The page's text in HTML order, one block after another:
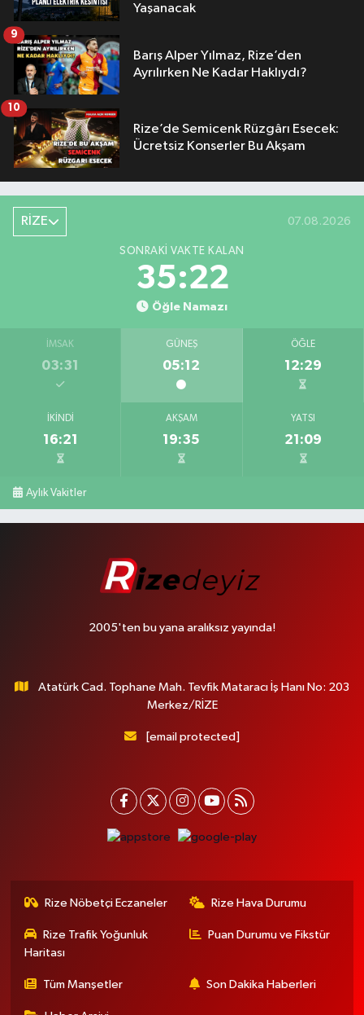
Yaşanacak
Barış Alper Yılmaz, Rize’den
Ayrılırken Ne Kadar Haklıydı?
9
Rize’de Semicenk Rüzgârı Esecek:
Ücretsiz Konserler Bu Akşam
10
RİZE 07.08.2026
SONRAKI VAKTE KALAN
35:21
Öğle Namazı
İMSAK
03:31
GÜNEŞ
05:12
ÖĞLE
12:29
İKINDI
16:21
AKŞAM
19:35
YATSI
21:09
Aylık Vakitler
2005'ten bu yana aralıksız yayında!
Atatürk Cad. Tophane Mah. Tevfik Mataracı İş Hanı No: 203
Merkez/RİZE
[email protected]
Rize Nöbetçi Eczaneler Rize Hava Durumu
Rize Trafik Yoğunluk
Haritası
Puan Durumu ve Fikstür
Tüm Manşetler Son Dakika Haberleri